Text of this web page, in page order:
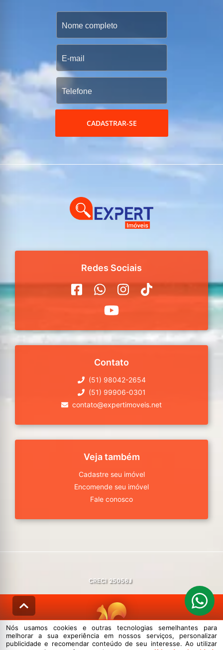
CADASTRAR-SE
Redes Sociais
Contato
(51) 98042-2654
(51) 99906-0301
contato@expertimoveis.net
Veja também
Cadastre seu imóvel
Encomende seu imóvel
Fale conosco
CRECI 25056J
© DESENVOLVIDO PELAAGIL.NET
Nós usamos cookies e outras tecnologias semelhantes para
melhorar a sua experiência em nossos serviços, personalizar
publicidade e recomendar conteúdo de seu interesse. Ao utilizar